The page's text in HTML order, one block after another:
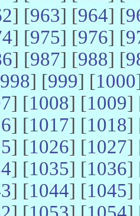
] [963] [964] [
] [975] [976] [
] [987] [988] [
998] [999] [1000
] [1008] [1009]
] [1017] [1018]
] [1026] [1027]
] [1035] [1036]
] [1044] [1045]